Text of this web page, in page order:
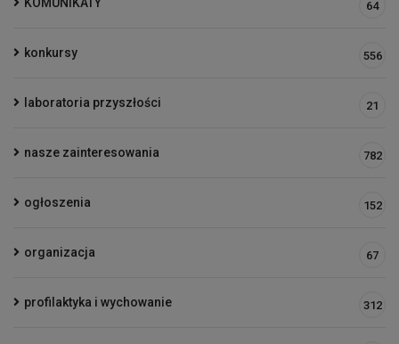
64
konkursy 556
laboratoria przyszłości 21
nasze zainteresowania 782
ogłoszenia 152
organizacja 67
profilaktyka i wychowanie 312